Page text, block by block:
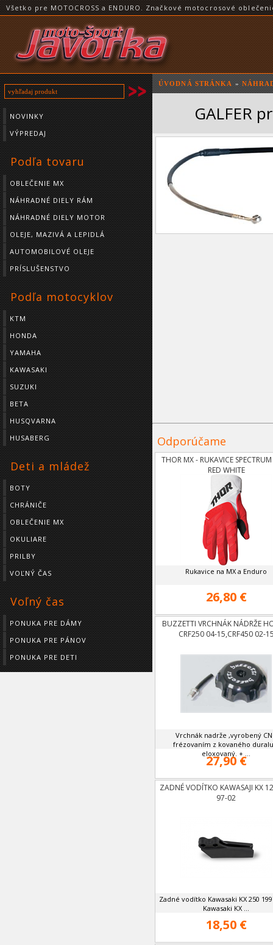
Všetko pre MOTOCROSS a ENDURO. Značkové motocrosové
NOVINKY
VÝPREDAJ
Podľa tovaru
OBLEČENIE MX
NÁHRADNÉ DIELY RÁM
NÁHRADNÉ DIELY MOTOR
OLEJE, MAZIVÁ A LEPIDLÁ
AUTOMOBILOVÉ OLEJE
PRÍSLUŠENSTVO
Podľa motocyklov
KTM
HONDA
YAMAHA
KAWASAKI
SUZUKI
BETA
HUSQVARNA
HUSABERG
Deti a mládež
BOTY
CHRÁNIČE
OBLEČENIE MX
OKULIARE
PRILBY
VOĽNÝ ČAS
Voľný čas
PONUKA PRE DÁMY
PONUKA PRE PÁNOV
PONUKA PRE DETI
ÚVODNÁ STRÁNKA »
GALFER
Odporúčame
THOR MX - RUKAVICE
RED WHITE
Rukavice na MX a Enduro
26,80 €
BUZZETTI VRCHNÁK NÁDRŽE
CRF250 04-15,CRF450 02-
Vrchnák nadrže ,vyrobený
frézovaním z kovaného
eloxovaný. + ...
27,90 €
ZADNÉ VODÍTKO KAWASAJI KX
97-02
Zadné vodítko Kawasaki KX 250
Kawasaki KX ...
18,50 €